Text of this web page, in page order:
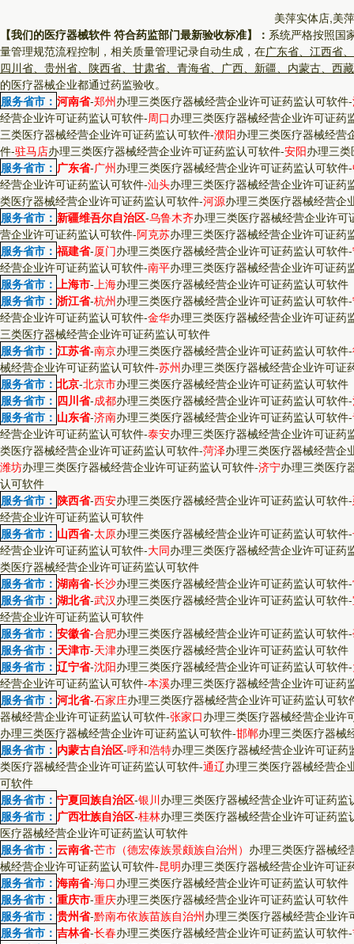
美萍实体店,美
【我们的医疗器械软件 符合药监部门最新验收标准】： 系统严格按照国
量管理规范流程控制，相关质量管理记录自动生成，在广东省、江西省
四川省、贵州省、陕西省、甘肃省、青海省、广西、新疆、内蒙古、西
的医疗器械企业都通过药监验收。
服务省市： 河南省-郑州办理三类医疗器械经营企业许可证药监认可软件-
经营企业许可证药监认可软件-周口办理三类医疗器械经营企业许可证药
三类医疗器械经营企业许可证药监认可软件-濮阳办理三类医疗器械经营
件-驻马店办理三类医疗器械经营企业许可证药监认可软件-安阳办理三
服务省市： 广东省-广州办理三类医疗器械经营企业许可证药监认可软件-
经营企业许可证药监认可软件-汕头办理三类医疗器械经营企业许可证药
类医疗器械经营企业许可证药监认可软件-河源办理三类医疗器械经营企
服务省市： 新疆维吾尔自治区-乌鲁木齐办理三类医疗器械经营企业许可
营企业许可证药监认可软件-阿克苏办理三类医疗器械经营企业许可证药
服务省市： 福建省-厦门办理三类医疗器械经营企业许可证药监认可软件-
经营企业许可证药监认可软件-南平办理三类医疗器械经营企业许可证药
服务省市： 上海市-上海办理三类医疗器械经营企业许可证药监认可软件
服务省市： 浙江省-杭州办理三类医疗器械经营企业许可证药监认可软件-
经营企业许可证药监认可软件-金华办理三类医疗器械经营企业许可证药
三类医疗器械经营企业许可证药监认可软件
服务省市： 江苏省-南京办理三类医疗器械经营企业许可证药监认可软件-
械经营企业许可证药监认可软件-苏州办理三类医疗器械经营企业许可证
服务省市： 北京-北京市办理三类医疗器械经营企业许可证药监认可软件
服务省市： 四川省-成都办理三类医疗器械经营企业许可证药监认可软件-
服务省市： 山东省-济南办理三类医疗器械经营企业许可证药监认可软件-
经营企业许可证药监认可软件-泰安办理三类医疗器械经营企业许可证药
类医疗器械经营企业许可证药监认可软件-菏泽办理三类医疗器械经营企
潍坊办理三类医疗器械经营企业许可证药监认可软件-济宁办理三类医疗
认可软件
服务省市： 陕西省-西安办理三类医疗器械经营企业许可证药监认可软件-
经营企业许可证药监认可软件
服务省市： 山西省-太原办理三类医疗器械经营企业许可证药监认可软件-
经营企业许可证药监认可软件-大同办理三类医疗器械经营企业许可证药
类医疗器械经营企业许可证药监认可软件
服务省市： 湖南省-长沙办理三类医疗器械经营企业许可证药监认可软件-
服务省市： 湖北省-武汉办理三类医疗器械经营企业许可证药监认可软件-
经营企业许可证药监认可软件
服务省市： 安徽省-合肥办理三类医疗器械经营企业许可证药监认可软件-
服务省市： 天津市-天津办理三类医疗器械经营企业许可证药监认可软件
服务省市： 辽宁省-沈阳办理三类医疗器械经营企业许可证药监认可软件-
经营企业许可证药监认可软件-本溪办理三类医疗器械经营企业许可证药
服务省市： 河北省-石家庄办理三类医疗器械经营企业许可证药监认可软
器械经营企业许可证药监认可软件-张家口办理三类医疗器械经营企业许
办理三类医疗器械经营企业许可证药监认可软件-邯郸办理三类医疗器械
服务省市： 内蒙古自治区-呼和浩特办理三类医疗器械经营企业许可证药
类医疗器械经营企业许可证药监认可软件-通辽办理三类医疗器械经营企
可软件
服务省市： 宁夏回族自治区-银川办理三类医疗器械经营企业许可证药监
服务省市： 广西壮族自治区-桂林办理三类医疗器械经营企业许可证药监
医疗器械经营企业许可证药监认可软件
服务省市： 云南省-芒市（德宏傣族景颇族自治州） 办理三类医疗器械经
械经营企业许可证药监认可软件-昆明办理三类医疗器械经营企业许可证
服务省市： 海南省-海口办理三类医疗器械经营企业许可证药监认可软件
服务省市： 重庆市-重庆办理三类医疗器械经营企业许可证药监认可软件
服务省市： 贵州省-黔南布依族苗族自治州办理三类医疗器械经营企业许
服务省市： 吉林省-长春办理三类医疗器械经营企业许可证药监认可软件-